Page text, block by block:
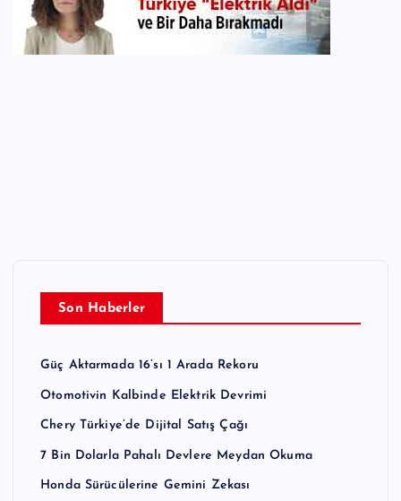
Son Haberler
Güç Aktarmada 16’sı 1 Arada Rekoru
Otomotivin Kalbinde Elektrik Devrimi
Chery Türkiye’de Dijital Satış Çağı
7 Bin Dolarla Pahalı Devlere Meydan Okuma
Honda Sürücülerine Gemini Zekası